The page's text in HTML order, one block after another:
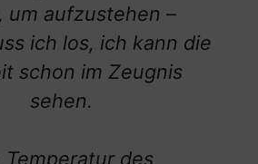
um aufzustehen –
ich los, ich kann die
schon im Zeugnis
sehen.
Temperatur des